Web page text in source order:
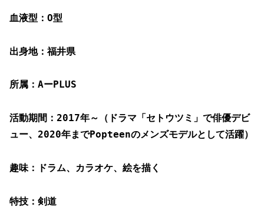
血液型：O型
出身地：福井県
所属：AーPLUS
活動期間：2017年～（ドラマ「セトウツミ」で俳優デビ
ュー、2020年までPopteenのメンズモデルとして活躍）
趣味：ドラム、カラオケ、絵を描く
特技：剣道